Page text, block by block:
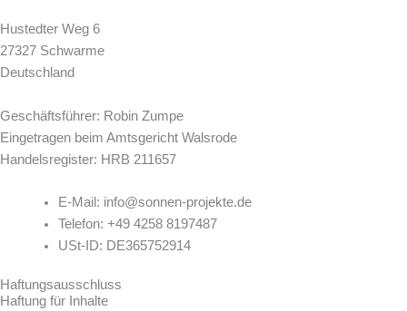
Hustedter Weg 6
27327 Schwarme
Deutschland
Geschäftsführer: Robin Zumpe
Eingetragen beim Amtsgericht Walsrode
Handelsregister: HRB 211657
E-Mail: info@sonnen-projekte.de
Telefon: +49 4258 8197487
USt-ID: DE365752914
Haftungsausschluss
Haftung für Inhalte